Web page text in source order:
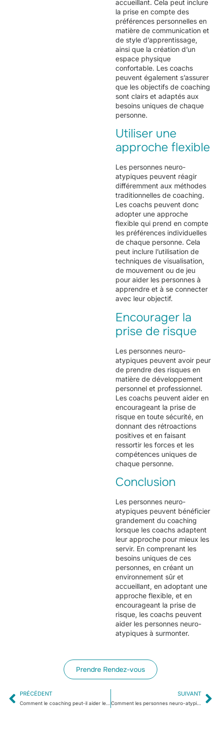
accueillant. Cela peut inclure
la prise en compte des
préférences personnelles en
matière de communication et
de style d’apprentissage,
ainsi que la création d’un
espace physique
confortable. Les coachs
peuvent également s’assurer
que les objectifs de coaching
sont clairs et adaptés aux
besoins uniques de chaque
personne.
Utiliser une
approche flexible
Les personnes neuro-
atypiques peuvent réagir
différemment aux méthodes
traditionnelles de coaching.
Les coachs peuvent donc
adopter une approche
flexible qui prend en compte
les préférences individuelles
de chaque personne. Cela
peut inclure l’utilisation de
techniques de visualisation,
de mouvement ou de jeu
pour aider les personnes à
apprendre et à se connecter
avec leur objectif.
Encourager la
prise de risque
Les personnes neuro-
atypiques peuvent avoir peur
de prendre des risques en
matière de développement
personnel et professionnel.
Les coachs peuvent aider en
encourageant la prise de
risque en toute sécurité, en
donnant des rétroactions
positives et en faisant
ressortir les forces et les
compétences uniques de
chaque personne.
Conclusion
Les personnes neuro-
atypiques peuvent bénéficier
grandement du coaching
lorsque les coachs adaptent
leur approche pour mieux les
servir. En comprenant les
besoins uniques de ces
personnes, en créant un
environnement sûr et
accueillant, en adoptant une
approche flexible, et en
encourageant la prise de
risque, les coachs peuvent
aider les personnes neuro-
atypiques à surmonter.
Prendre Rendez-vous
PRÉCÉDENT
Comment le coaching peut-il aider les personnes neuro-atypiques à mieux gérer leur vie professionnelle ?
SUIVANT
Comment les personnes neuro-atypiques peuvent-elles bénéficier du coaching ?